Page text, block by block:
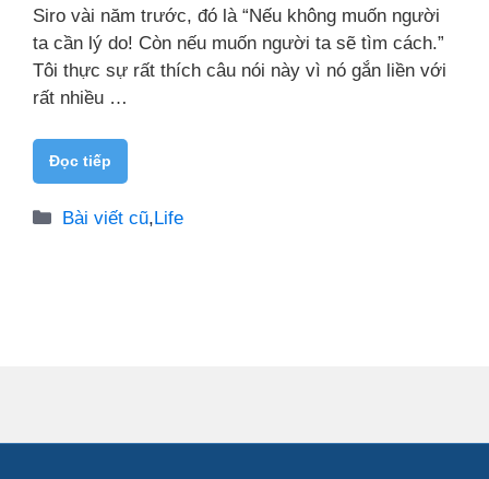
Siro vài năm trước, đó là “Nếu không muốn người
ta cần lý do! Còn nếu muốn người ta sẽ tìm cách.”
Tôi thực sự rất thích câu nói này vì nó gắn liền với
rất nhiều …
Đọc tiếp
Danh
Bài viết cũ,Life